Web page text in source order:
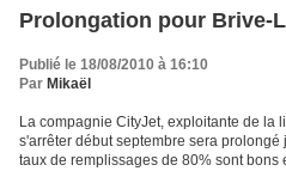
Prolongation pour Brive-
Publié le 18/08/2010 à 16:10
Par Mikaël
La compagnie CityJet, exploitante de la
s'arrêter début septembre sera
taux de remplissages de 80% sont bons